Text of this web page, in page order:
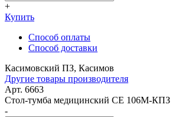
+
Купить
Способ оплаты
Способ доставки
Касимовский ПЗ, Касимов
Другие товары производителя
Арт. 6663
Стол-тумба медицинский СЕ 106М-КПЗ
-